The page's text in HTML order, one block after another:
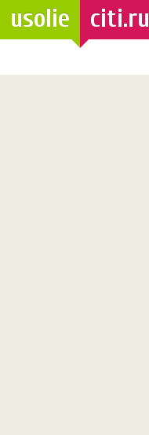
usolie citi.ru